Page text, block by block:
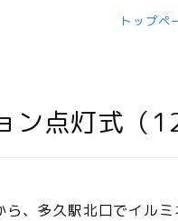
トップペ
ン点灯式（
、多久駅北口でイル